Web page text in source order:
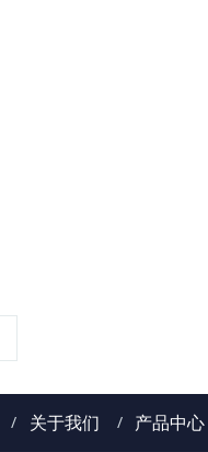
关于我们 产品中心